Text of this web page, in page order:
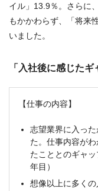
イル」13.9％。さらに
もかかわらず、「将来
いました。
「入社後に感じた
【仕事の内容】
志望業界に入っ
た。仕事内容が
たこととのギャ
年目）
想像以上に多く